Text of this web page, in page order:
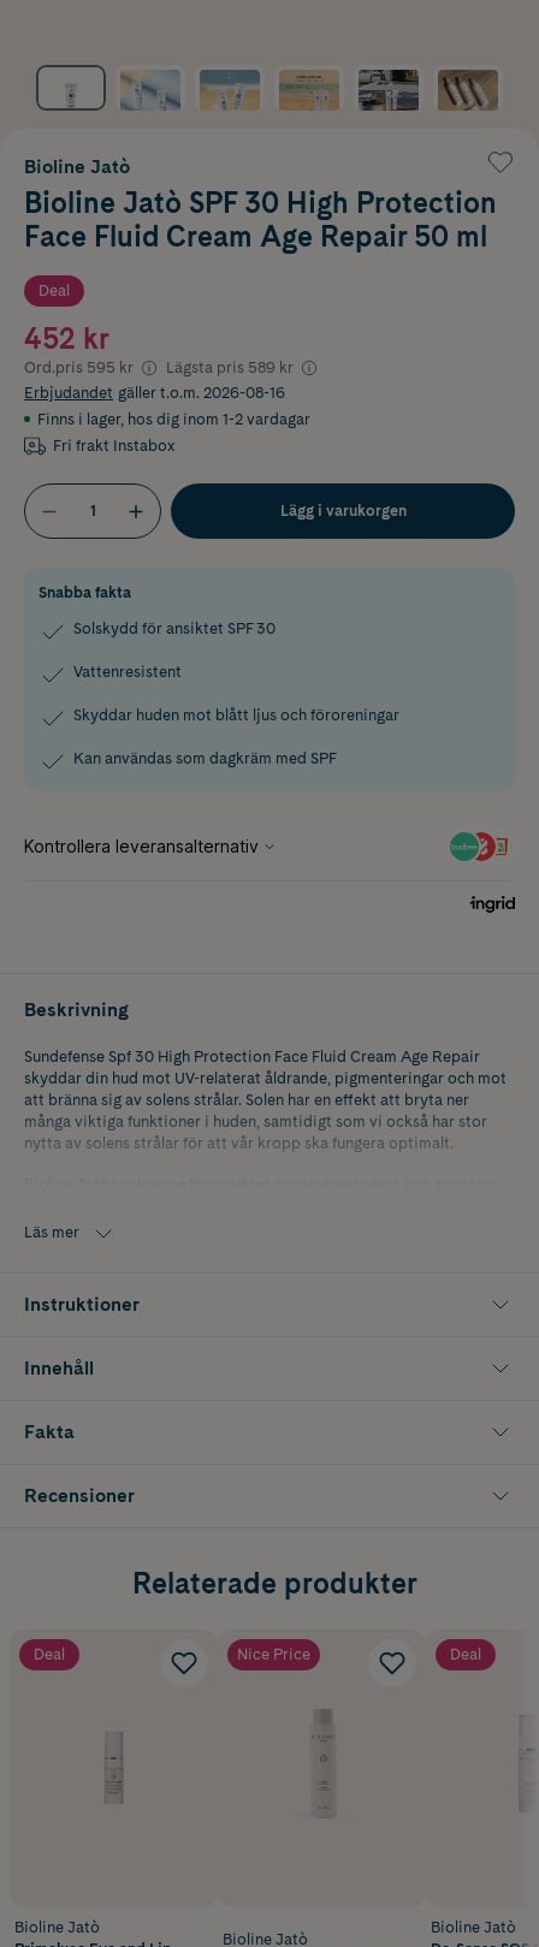
Bioline Jatò
Bioline Jatò SPF 30 High Protection
Face Fluid Cream Age Repair 50 ml
Deal
452 kr
Ord.pris 595 kr Lägsta pris 589 kr
Erbjudandet gäller t.o.m. 2026-08-16
Finns i lager, hos dig inom 1-2 vardagar
Fri frakt Instabox
Lägg i varukorgen
Snabba fakta
Solskydd för ansiktet SPF 30
Vattenresistent
Skyddar huden mot blått ljus och föroreningar
Kan användas som dagkräm med SPF
Beskrivning
Sundefense Spf 30 High Protection Face Fluid Cream Age Repair
skyddar din hud mot UV-relaterat åldrande, pigmenteringar och mot
att bränna sig av solens strålar. Solen har en effekt att bryta ner
många viktiga funktioner i huden, samtidigt som vi också har stor
nytta av solens strålar för att vår kropp ska fungera optimalt.
naturligt extrakt av Montpellier Cistus extrakt, känt som rockros,
Physalisextraktet i cremen har en inflammationshämmande effekt,
samt reparerande effekt på skador som uppkommer av UV- och IR-
skydd som skyddar mot UVA och UVB.
som dagkräm med spf, Kombinera gärna med återfuktande serum.
Läs mer
Instruktioner
Innehåll
Fakta
Recensioner
Relaterade produkter
Deal
Bioline Jatò
Nice Price
Bioline Jatò
Deal
Bioline Jatò